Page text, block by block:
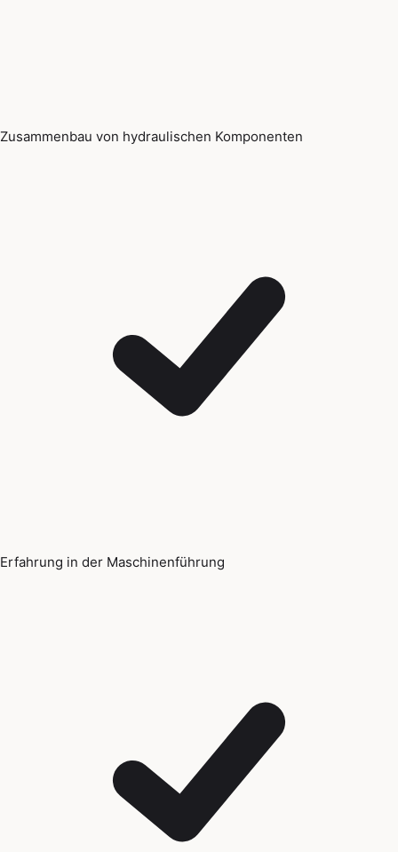
Zusammenbau von hydraulischen Komponenten
Erfahrung in der Maschinenführung